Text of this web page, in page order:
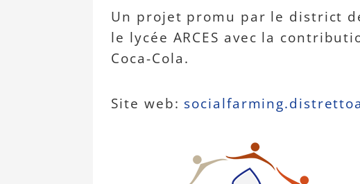
Un projet promu par le district
le lycée ARCES avec la
Coca-Cola.
Site web: